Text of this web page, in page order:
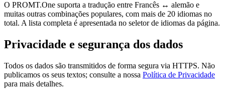
O PROMT.One suporta a tradução entre Francês ↔ alemão e
muitas outras combinações populares, com mais de 20 idiomas no
total. A lista completa é apresentada no seletor de idiomas da página.
Privacidade e segurança dos dados
Todos os dados são transmitidos de forma segura via HTTPS. Não
publicamos os seus textos; consulte a nossa Política de Privacidade
para mais detalhes.